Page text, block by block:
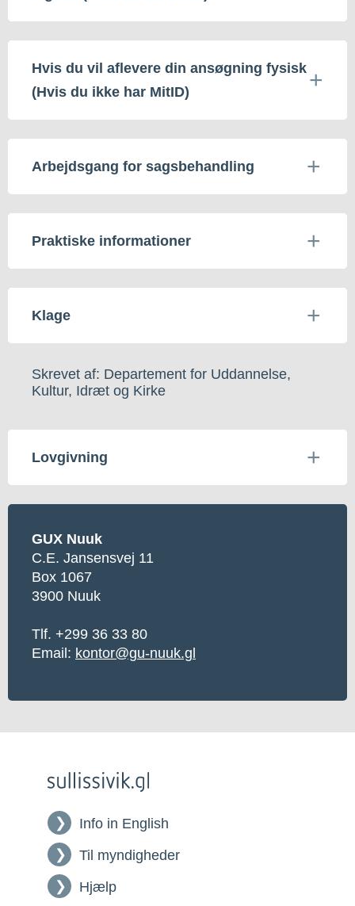
Hvis du vil aflevere din ansøgning fysisk
(Hvis du ikke har MitID)
Arbejdsgang for sagsbehandling
Praktiske informationer
Klage
Skrevet af: Departement for Uddannelse,
Kultur, Idræt og Kirke
Lovgivning
GUX Nuuk
C.E. Jansensvej 11
Box 1067
3900 Nuuk
Tlf. +299 36 33 80
Email: kontor@gu-nuuk.gl
Info in English
Til myndigheder
Hjælp